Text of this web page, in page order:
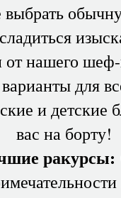
нашего
для
и
вас на борту!
ракурсы: